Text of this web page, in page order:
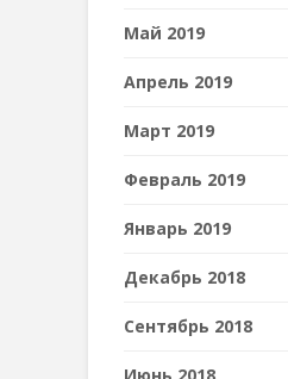
Май 2019
Апрель 2019
Март 2019
Февраль 2019
Январь 2019
Декабрь 2018
Сентябрь 2018